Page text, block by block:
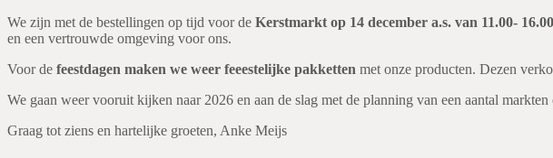
We zijn met de bestellingen op tijd voor de Kerstmarkt op 14 december a.s. van 11.00-
en een vertrouwde omgeving voor ons.
Voor de feestdagen maken we weer feeestelijke pakketten met onze producten. Dezen
We gaan weer vooruit kijken naar 2026 en aan de slag met de planning van een aantal
Graag tot ziens en hartelijke groeten, Anke Meijs